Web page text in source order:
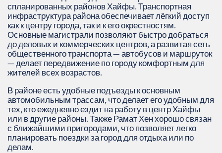
спланированных районов Хайфы. Транспортная
инфраструктура района обеспечивает лёгкий доступ
как к центру города, так и к его окрестностям.
Основные магистрали позволяют быстро добраться
до деловых и коммерческих центров, а развитая сеть
общественного транспорта — автобусов и маршруток
— делает передвижение по городу комфортным для
жителей всех возрастов.
В районе есть удобные подъезды к основным
автомобильным трассам, что делает его удобным для
тех, кто ежедневно ездит на работу в центр Хайфы
или в другие районы. Также Рамат Хен хорошо связан
с ближайшими пригородами, что позволяет легко
планировать поездки за город для отдыха или по
делам.